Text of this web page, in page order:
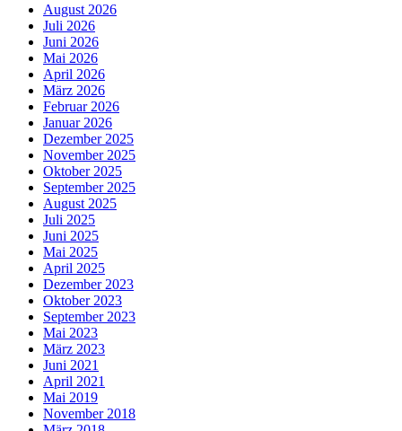
August 2026
Juli 2026
Juni 2026
Mai 2026
April 2026
März 2026
Februar 2026
Januar 2026
Dezember 2025
November 2025
Oktober 2025
September 2025
August 2025
Juli 2025
Juni 2025
Mai 2025
April 2025
Dezember 2023
Oktober 2023
September 2023
Mai 2023
März 2023
Juni 2021
April 2021
Mai 2019
November 2018